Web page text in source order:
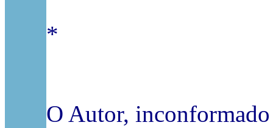
*
O Autor, inconformado